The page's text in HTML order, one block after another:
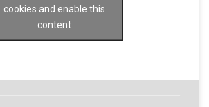
cookies and enable this
content